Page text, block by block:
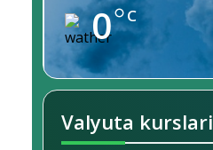
0 C
Valyuta kurslari